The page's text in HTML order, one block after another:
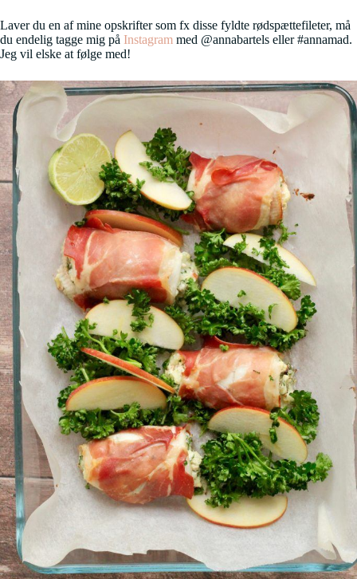
Laver du en af mine opskrifter som fx disse fyldte rødspættefileter, må
du endelig tagge mig på Instagram med @annabartels eller #annamad.
Jeg vil elske at følge med!